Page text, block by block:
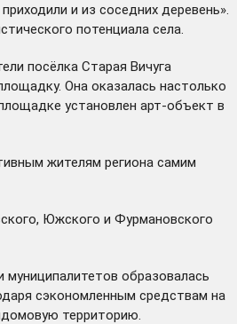
и из соседних деревень».
потенциала села.
посёлка Старая Вичуга
Она оказалась настолько
установлен арт-объект в
жителям региона самим
Южского и Фурмановского
образовалась
сэкономленным средствам на
территорию.